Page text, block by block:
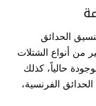
الحدائق
من أنواع الشتلات
حالياً، كذلك
الفرنسية،